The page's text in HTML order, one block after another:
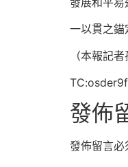
一以貫之錨
（本報記
發佈
發佈留言必